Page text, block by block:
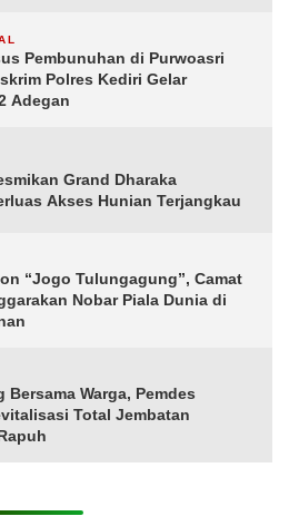
Pembunuhan di Purwoasri
Polres Kediri Gelar
Adegan
Grand Dharaka
Akses Hunian Terjangkau
“Jogo Tulungagung”, Camat
Nobar Piala Dunia di
Warga, Pemdes
Total Jembatan